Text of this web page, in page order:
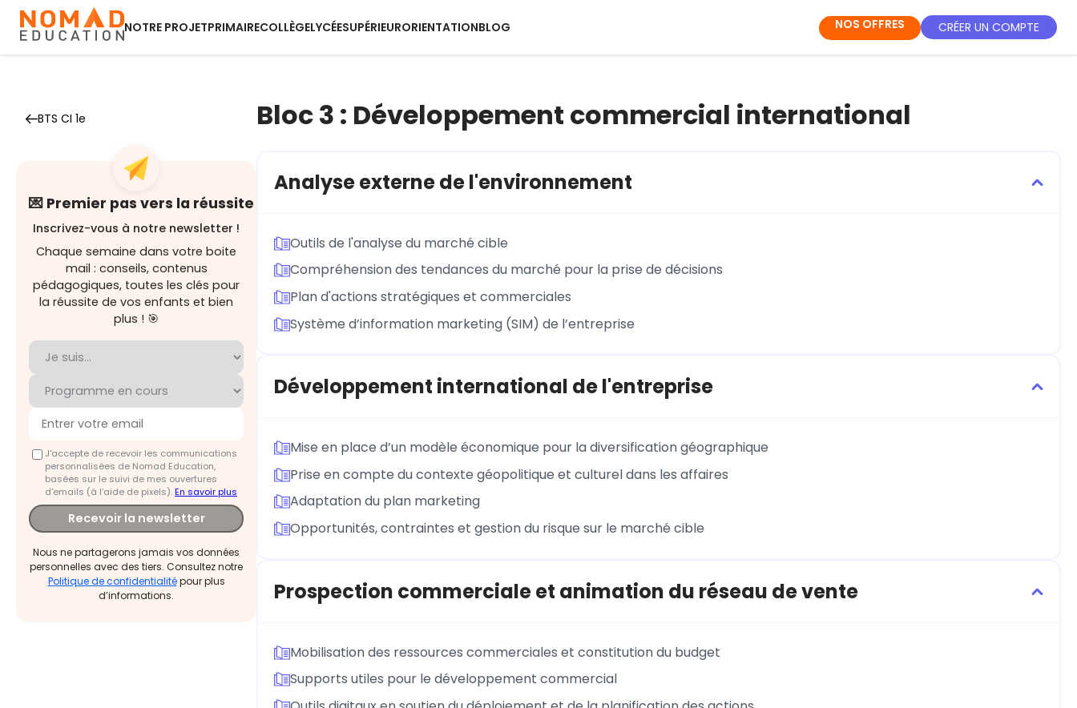
NOTRE PROJETPRIMAIRECOLLÈGELYCÉESUPÉRIEURORIENTATIONBLOG NOS OFFRES CRÉER UN COMPTE
BTS CI 1e
💌 Premier pas vers la réussite
Inscrivez-vous à notre newsletter !
Chaque semaine dans votre boite
mail : conseils, contenus
pédagogiques, toutes les clés pour
la réussite de vos enfants et bien
plus ! 🎯
J'accepte de recevoir les communications
personnalisées de Nomad Education,
basées sur le suivi de mes ouvertures
d'emails (à l’aide de pixels).En savoir plus
Recevoir la newsletter
Nous ne partagerons jamais vos données
personnelles avec des tiers. Consultez notre
Politique de confidentialitépour plus
d’informations.
Bloc 3 : Développement commercial international
Analyse externe de l'environnement
Outils de l'analyse du marché cible
Compréhension des tendances du marché pour la prise de décisions
Plan d'actions stratégiques et commerciales
Système d’information marketing (SIM) de l’entreprise
Développement international de l'entreprise
Mise en place d’un modèle économique pour la diversification géographique
Prise en compte du contexte géopolitique et culturel dans les affaires
Adaptation du plan marketing
Opportunités, contraintes et gestion du risque sur le marché cible
Prospection commerciale et animation du réseau de vente
Mobilisation des ressources commerciales et constitution du budget
Supports utiles pour le développement commercial